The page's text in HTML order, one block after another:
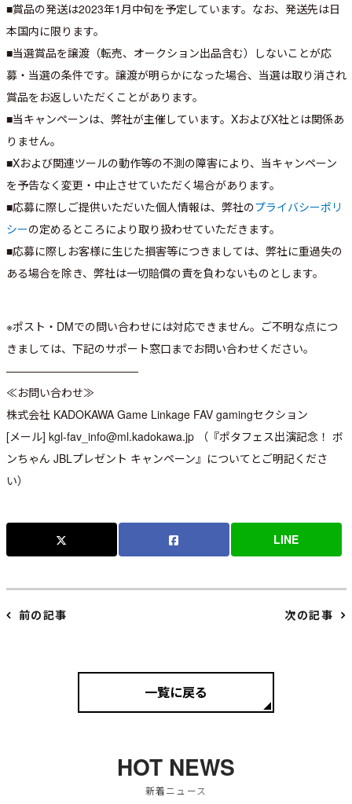
■賞品の発送は2023年1月中旬を予定しています。なお、発送先は日
本国内に限ります。
■当選賞品を譲渡（転売、オークション出品含む）しないことが応
募・当選の条件です。譲渡が明らかになった場合、当選は取り消され
賞品をお返しいただくことがあります。
■当キャンペーンは、弊社が主催しています。XおよびX社とは関係あ
りません。
■Xおよび関連ツールの動作等の不測の障害により、当キャンペーン
を予告なく変更・中止させていただく場合があります。
■応募に際しご提供いただいた個人情報は、弊社のプライバシーポリ
シーの定めるところにより取り扱わせていただきます。
■応募に際しお客様に生じた損害等につきましては、弊社に重過失の
ある場合を除き、弊社は一切賠償の責を負わないものとします。
※ポスト・DMでの問い合わせには対応できません。ご不明な点につ
きましては、下記のサポート窓口までお問い合わせください。
————————————
≪お問い合わせ≫
株式会社 KADOKAWA Game Linkage FAV gamingセクション
[メール] kgl-fav_info@ml.kadokawa.jp （『ポタフェス出演記念！ ボ
ンちゃん JBLプレゼント キャンペーン』についてとご明記くださ
い）
LINE
前の記事 次の記事
一覧に戻る
HOT NEWS
新着ニュース